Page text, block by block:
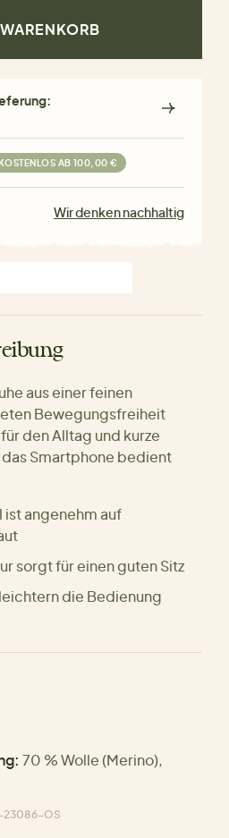
AB 100,00 €
Wir denken nachhaltig
aus einer feinen
Bewegungsfreiheit
den Alltag und kurze
Smartphone bedient
angenehm auf
sorgt für einen guten Sitz
die Bedienung
70 % Wolle (Merino),
23086-OS